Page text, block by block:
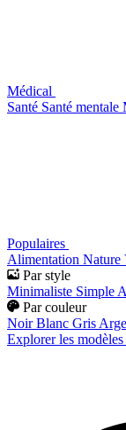
Médical
Santé Santé mentale
Populaires
Alimentation Nature
Par style
Minimaliste Simple
Par couleur
Noir Blanc Gris
Explorer les modèles